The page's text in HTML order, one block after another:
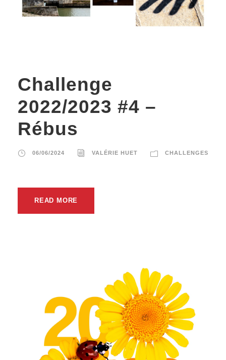
Challenge
2022/2023 #4 –
Rébus
06/06/2024 VALÉRIE HUET CHALLENGES
READ MORE